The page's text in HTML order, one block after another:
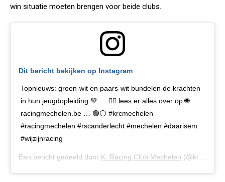
win situatie moeten brengen voor beide clubs.
Dit bericht bekijken op Instagram
Topnieuws: groen-wit en paars-wit bundelen de krachten
in hun jeugdopleiding 💚 … 👉🏼 lees er alles over op 🌐
racingmechelen.be … 🟢⚪️ #krcmechelen
#racingmechelen #rscanderlecht #mechelen #daarisem
#wijzijnracing
Een bericht gedeeld door K. Racing Club Mechelen (@krcmechelen) op